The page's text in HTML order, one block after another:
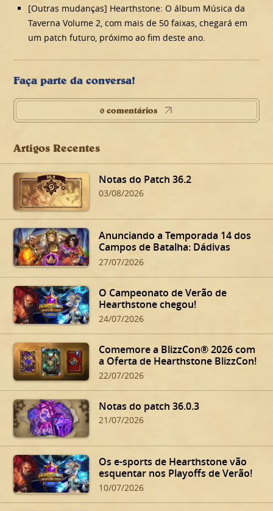
[Outras mudanças] Hearthstone: O álbum Música da
Taverna Volume 2, com mais de 50 faixas, chegará em
um patch futuro, próximo ao fim deste ano.
Faça parte da conversa!
0 comentários
Artigos Recentes
Notas do Patch 36.2
03/08/2026
Anunciando a Temporada 14 dos
Campos de Batalha: Dádivas
Sinistras de Dalaran!
27/07/2026
O Campeonato de Verão de
Hearthstone chegou!
24/07/2026
Comemore a BlizzCon® 2026 com
a Oferta de Hearthstone BlizzCon!
22/07/2026
Notas do patch 36.0.3
21/07/2026
Os e-sports de Hearthstone vão
esquentar nos Playoffs de Verão!
10/07/2026